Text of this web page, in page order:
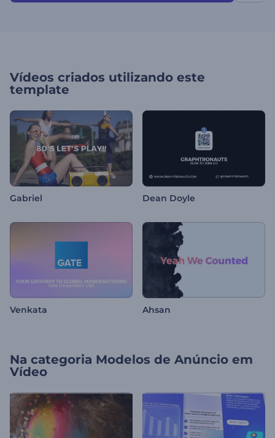
Vídeos criados utilizando este
template
Gabriel Dean Doyle
Venkata Ahsan
Na categoria Modelos de Anúncio em
Vídeo